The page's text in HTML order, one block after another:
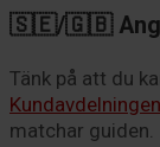
🇸🇪/🇬🇧
Tänk på att du
Kundavdelningen
matchar guiden.